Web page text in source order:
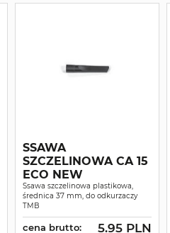
SSAWA
SZCZELINOWA CA 15
ECO NEW
Ssawa szczelinowa plastikowa,
średnica 37 mm, do odkurzaczy
TMB
cena brutto: 5.95 PLN